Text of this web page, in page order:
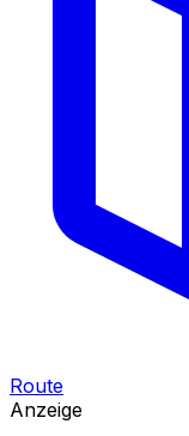
Route
Anzeige